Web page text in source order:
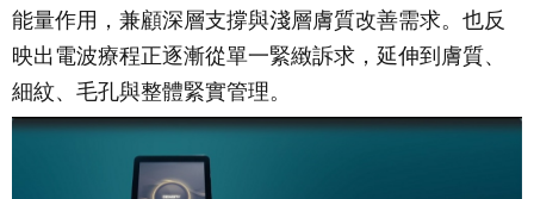
能量作用，兼顧深層支撐與淺層膚質改善需求。也反
映出電波療程正逐漸從單一緊緻訴求，延伸到膚質、
細紋、毛孔與整體緊實管理。